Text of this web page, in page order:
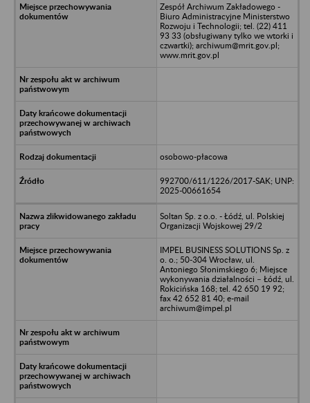
Zespół Archiwum Zakładowego -
Biuro Administracyjne Ministerstwo
Rozwoju i Technologii; tel. (22) 411
93 33 (obsługiwany tylko we wtorki i
czwartki); archiwum@mrit.gov.pl;
www.mrit.gov.pl
osobowo-płacowa
992700/611/1226/2017-SAK; UNP:
2025-00661654
Soltan Sp. z o.o. - Łódź, ul. Polskiej
Organizacji Wojskowej 29/2
IMPEL BUSINESS SOLUTIONS Sp. z
o. o.; 50-304 Wrocław, ul.
Antoniego Słonimskiego 6; Miejsce
wykonywania działalności – Łódź, ul.
Rokicińska 168; tel. 42 650 19 92;
fax 42 652 81 40; e-mail
archiwum@impel.pl